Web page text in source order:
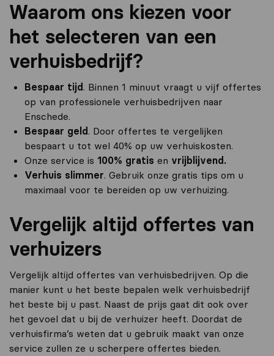
Waarom ons kiezen voor
het selecteren van een
verhuisbedrijf?
Bespaar tijd . Binnen 1 minuut vraagt u vijf offertes
op van professionele verhuisbedrijven naar
Enschede.
Bespaar geld . Door offertes te vergelijken
bespaart u tot wel 40% op uw verhuiskosten.
Onze service is 100% gratis en vrijblijvend.
Verhuis slimmer. Gebruik onze gratis tips om u
maximaal voor te bereiden op uw verhuizing.
Vergelijk altijd offertes van
verhuizers
Vergelijk altijd offertes van verhuisbedrijven. Op die
manier kunt u het beste bepalen welk verhuisbedrijf
het beste bij u past. Naast de prijs gaat dit ook over
het gevoel dat u bij de verhuizer heeft. Doordat de
verhuisfirma’s weten dat u gebruik maakt van onze
service zullen ze u scherpere offertes bieden.